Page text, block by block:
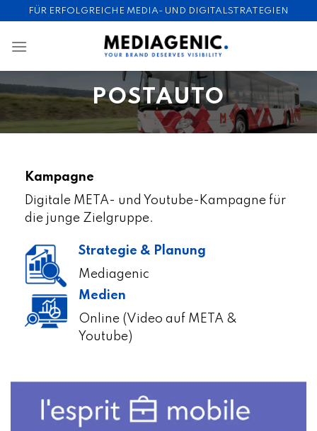
to
content
FÜR ERFOLGREICHE MEDIA- UND DIGITALSTRATEGIEN
POSTAUTO
Kampagne
Digitale META- und Youtube-Kampagne für
die junge Zielgruppe.
Strategie & Planung
Mediagenic
Medien
Online (Video auf META &
Youtube)